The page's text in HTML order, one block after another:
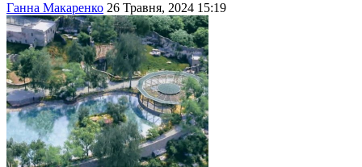
Ганна Макаренко 26 Травня, 2024 15:19